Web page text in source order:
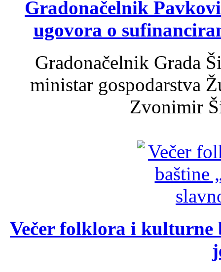
Gradonačelnik
ugovora o
Gradonačelnik Grada
ministar gospodarstva
Zvonimir
Večer folklora i kulturne